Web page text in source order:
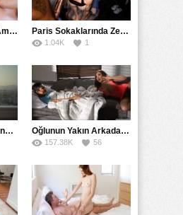
Arkadaşının Olgun Amcasına Siktirip İçine Boşalmasını İstedi Paris Sokaklarında Zenci Yarağını Gırtlağına Kadar İndirdi
1.04K 1
Plazanın En Üst Katında Üst Seviye Köle Fantezisi Sikişi Oğlunun Yakın Arkadaşına Yorgan Altından Sulanan Milf
157.38K 56